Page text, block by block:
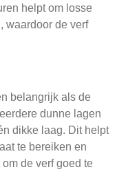
helpt om losse
waardoor de verf
belangrijk als de
dunne lagen
dikke laag. Dit helpt
te bereiken en
de verf goed te